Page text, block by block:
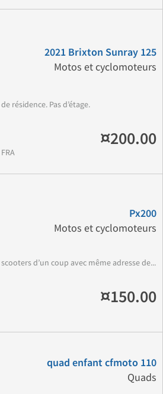
2021 Brixton Sunray 125
Motos et cyclomoteurs
résidence. Pas d’étage.
¤200.00
Px200
Motos et cyclomoteurs
d’un coup avec même adresse de...
¤150.00
quad enfant cfmoto 110
Quads